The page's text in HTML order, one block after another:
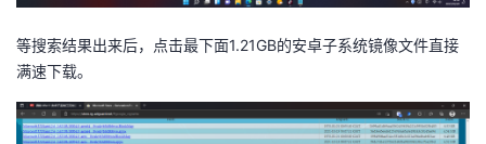
等搜索结果出来后，点击最下面1.21GB的安卓子系统镜像文件直接
满速下载。